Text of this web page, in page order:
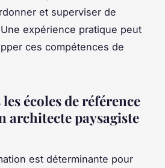
et superviser de
expérience pratique peut
ces compétences de
écoles de référence
architecte paysagiste
est déterminante pour